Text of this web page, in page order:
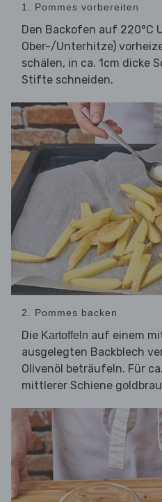
1. Pommes vorbereiten
Den Backofen auf 220°C
Ober-/Unterhitze)
schälen, in ca. 1cm dicke
Stifte schneiden.
2. Pommes backen
Die Kartoffeln auf einem
ausgelegten Backblech
Olivenöl beträufeln. Für
mittlerer Schiene